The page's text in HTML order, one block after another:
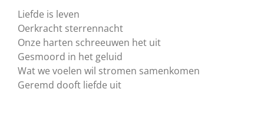
Liefde is leven
Oerkracht sterrennacht
Onze harten schreeuwen het uit
Gesmoord in het geluid
Wat we voelen wil stromen samenkomen
Geremd dooft liefde uit